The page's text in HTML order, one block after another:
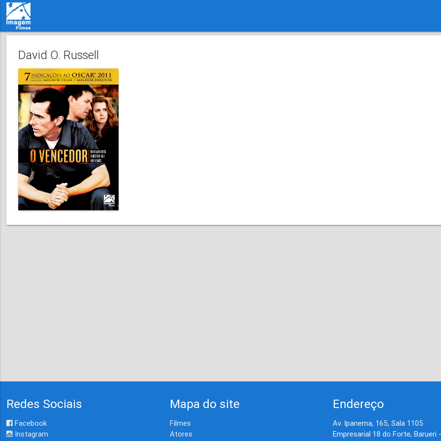
David O. Russell
Redes Sociais
Facebook
Instagram
Mapa do site
Filmes
Atores
Endereço
Av. Ipanema, 165, Sala 1105
Empresarial 18 do Forte, Barueri